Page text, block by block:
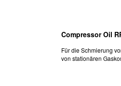
Compressor Oil
Für die Schmierung
von stationären